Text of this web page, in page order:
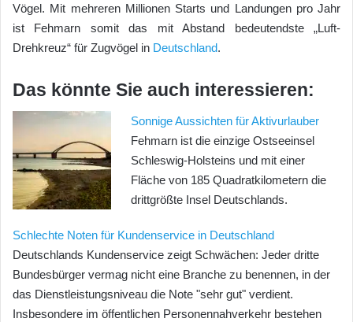
Vögel. Mit mehreren Millionen Starts und Landungen pro Jahr
ist Fehmarn somit das mit Abstand bedeutendste „Luft-
Drehkreuz“ für Zugvögel in Deutschland.
Das könnte Sie auch interessieren:
Sonnige Aussichten für Aktivurlauber
Fehmarn ist die einzige Ostseeinsel
Schleswig-Holsteins und mit einer
Fläche von 185 Quadratkilometern die
drittgrößte Insel Deutschlands.
Schlechte Noten für Kundenservice in Deutschland
Deutschlands Kundenservice zeigt Schwächen: Jeder dritte
Bundesbürger vermag nicht eine Branche zu benennen, in der
das Dienstleistungsniveau die Note "sehr gut" verdient.
Insbesondere im öffentlichen Personennahverkehr bestehen